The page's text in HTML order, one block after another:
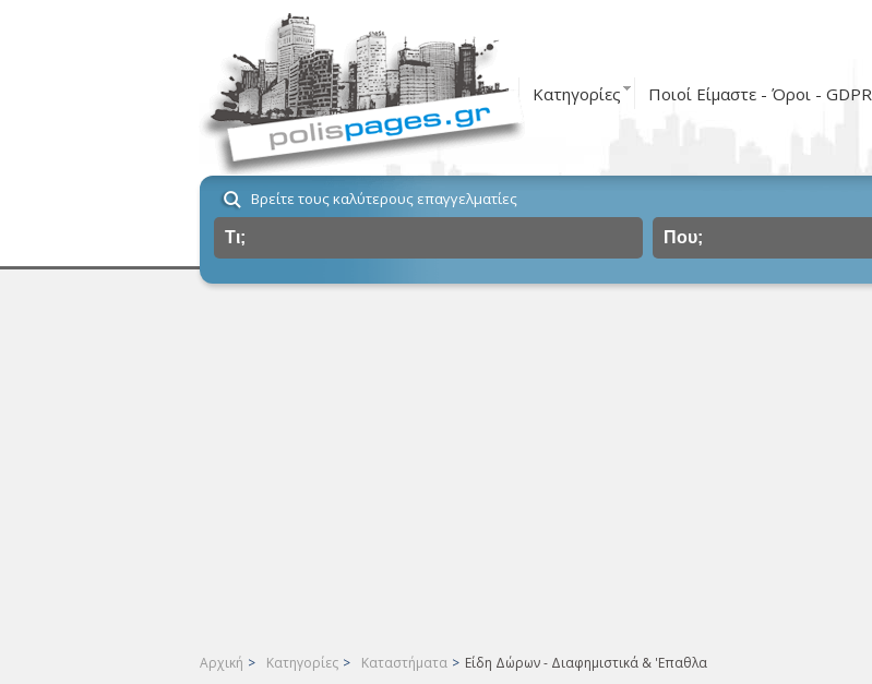
Κατηγορίες Ποιοί Είμαστε - Όροι - GDPR
Βρείτε τους καλύτερους επαγγελματίες
Αρχική > Κατηγορίες > Καταστήματα > Είδη Δώρων - Διαφημιστικά & 'Επαθλα